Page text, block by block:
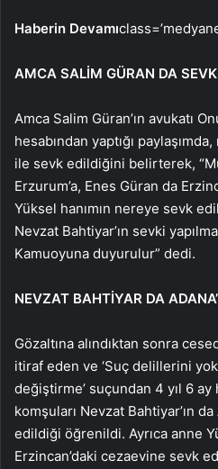
Haberin Devamı
AMCA SALİM GÜRAN DA
Amca Salim Güran’ın avukatı
hesabından yaptığı
ile sevk edildiğini belirterek,
Erzurum’a, Enes Güran da
Yüksel hanımın nereye sevk
Nevzat Bahtiyar’ın sevki
Kamuoyuna duyurulur” dedi.
NEVZAT BAHTİYAR DA
Gözaltına alındıktan sonra
itiraf eden ve ‘Suç delillerini
değiştirme’ suçundan 4 yıl 6 ay
komşuları Nevzat Bahtiyar’ın
edildiği öğrenildi. Ayrıca anne
Erzincan’daki cezaevine sevk